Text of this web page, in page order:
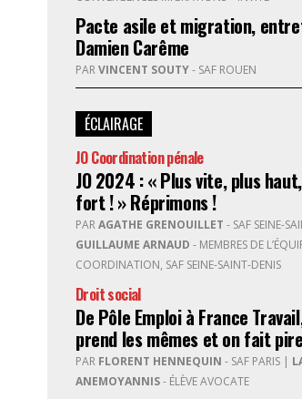
NUMÉRIQUE
POLICE / MAINTIEN DE
PROCÉDURE CIVILE
Pacte asile et migration,
Damien Carême
PARVINCENT SOUTY- SAF ROUEN
ÉCLAIRAGE
JO Coordination pénale
JO 2024 : « Plus vite, plus
fort ! » Réprimons !
PARAGATHE GRENOUILLET - SAF SEINE-
GUILLAUME ARNAUD - MEMBRES DE
COORDINATION, SAF SEINE-SAINT-DENIS
Droit social
De Pôle Emploi à France
prend les mêmes et on fait pire
PAR FLORENT HENNEQUIN - SAF PARIS |
ANEMOYANNIS- ÉLÈVE AVOCATE